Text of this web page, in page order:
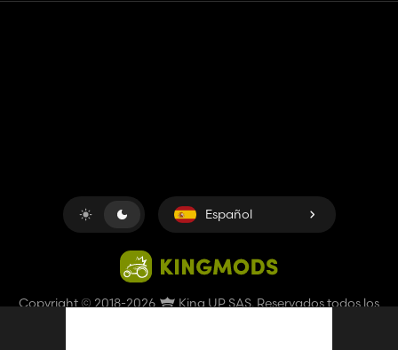
Copyright © 2018-2026 King UP SAS. Reservados todos los
Español